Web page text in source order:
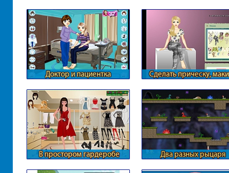
Доктор и пациентка
Сделать прическу,
В простором гардеробе
Два разных рыцаря